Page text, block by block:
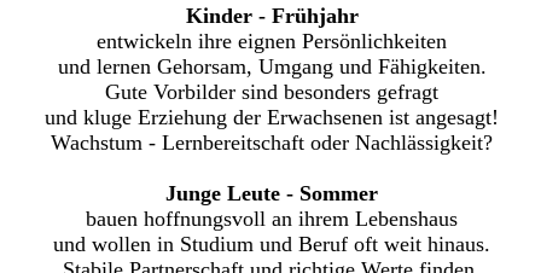
Kinder - Frühjahr
entwickeln ihre eignen Persönlichkeiten
und lernen Gehorsam, Umgang und Fähigkeiten.
Gute Vorbilder sind besonders gefragt
und kluge Erziehung der Erwachsenen ist angesagt!
Wachstum - Lernbereitschaft oder Nachlässigkeit?
Junge Leute - Sommer
bauen hoffnungsvoll an ihrem Lebenshaus
und wollen in Studium und Beruf oft weit hinaus.